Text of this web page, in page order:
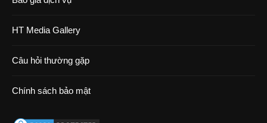
HT Media Gallery
Câu hỏi thường gặp
Chính sách bảo mật